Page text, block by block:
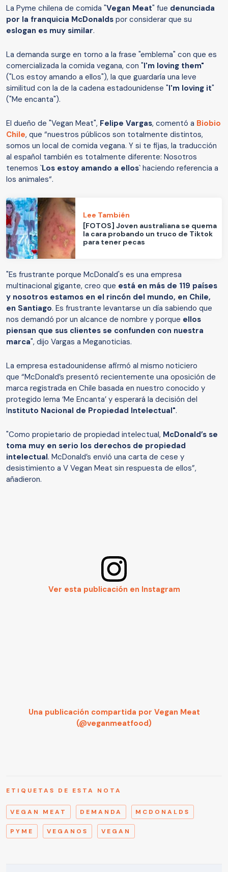
La Pyme chilena de comida "Vegan Meat" fue denunciada
por la franquicia McDonalds por considerar que su
eslogan es muy similar.
La demanda surge en torno a la frase "emblema" con que es
comercializada la comida vegana, con "I'm loving them"
("Los estoy amando a ellos"), la que guardaría una leve
similitud con la de la cadena estadounidense "I'm loving it"
("Me encanta").
El dueño de "Vegan Meat", Felipe Vargas, comentó a Biobio
Chile, que “nuestros públicos son totalmente distintos,
somos un local de comida vegana. Y si te fijas, la traducción
al español también es totalmente diferente: Nosotros
tenemos `Los estoy amando a ellos` haciendo referencia a
los animales“.
Lee También
[FOTOS] Joven australiana se quema
la cara probando un truco de Tiktok
para tener pecas
"Es frustrante porque McDonald's es una empresa
multinacional gigante, creo que está en más de 119 países
y nosotros estamos en el rincón del mundo, en Chile,
en Santiago. Es frustrante levantarse un día sabiendo que
nos demandó por un alcance de nombre y porque ellos
piensan que sus clientes se confunden con nuestra
marca", dijo Vargas a Meganoticias.
La empresa estadounidense afirmó al mismo noticiero
que “McDonald’s presentó recientemente una oposición de
marca registrada en Chile basada en nuestro conocido y
protegido lema ‘Me Encanta’ y esperará la decisión del
Instituto Nacional de Propiedad Intelectual".
"Como propietario de propiedad intelectual, McDonald’s se
toma muy en serio los derechos de propiedad
intelectual. McDonald’s envió una carta de cese y
desistimiento a V Vegan Meat sin respuesta de ellos”,
añadieron.
Ver esta publicación en Instagram
Una publicación compartida por Vegan Meat
(@veganmeatfood)
ETIQUETAS DE ESTA NOTA
VEGAN MEAT DEMANDA MCDONALDS
PYME VEGANOS VEGAN